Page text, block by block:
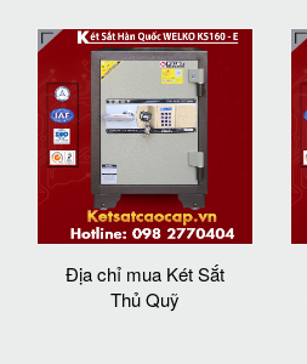
Địa chỉ mua Két Sắt
Thủ Quỹ